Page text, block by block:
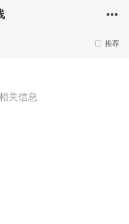
推荐
关信息